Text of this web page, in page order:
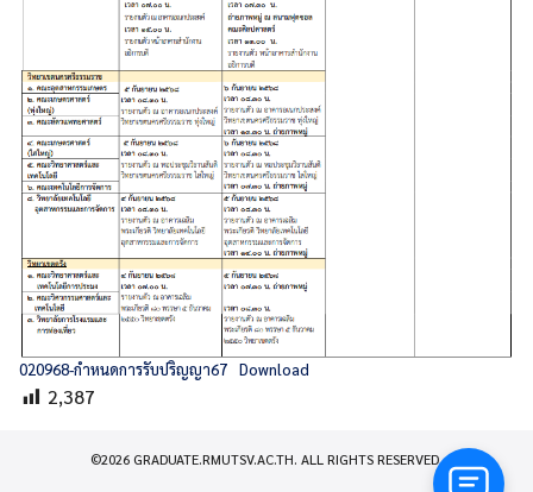
020968-กำหนดการรับปริญญา67 Download
2,387
©2026 GRADUATE.RMUTSV.AC.TH. ALL RIGHTS RESERVED.